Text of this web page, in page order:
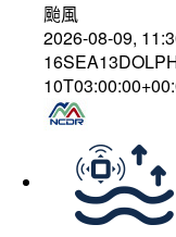
颱風
2026-08-09,